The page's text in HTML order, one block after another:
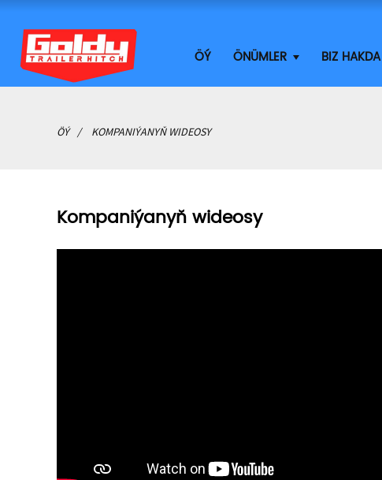
ÖÝ ÖNÜMLER BIZ HAKDA
ÖÝ KOMPANIÝANYŇ WIDEOSY
Kompaniýanyň wideosy